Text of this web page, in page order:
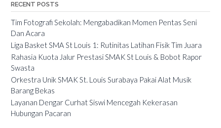
RECENT POSTS
Tim Fotografi Sekolah: Mengabadikan Momen Pentas Seni
Dan Acara
Liga Basket SMA St Louis 1: Rutinitas Latihan Fisik Tim Juara
Rahasia Kuota Jalur Prestasi SMAK St Louis & Bobot Rapor
Swasta
Orkestra Unik SMAK St. Louis Surabaya Pakai Alat Musik
Barang Bekas
Layanan Dengar Curhat Siswi Mencegah Kekerasan
Hubungan Pacaran